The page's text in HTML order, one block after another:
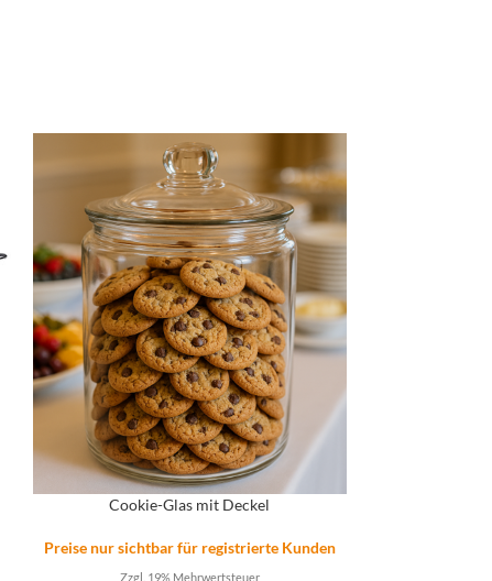
Cookie-Glas mit Deckel
Preise nur sichtbar für registrierte Kunden
Zzgl. 19% Mehrwertsteuer